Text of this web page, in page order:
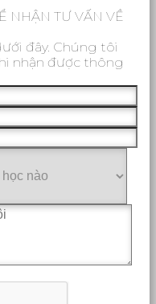
NHẬN TƯ VẤN VỀ
đây. Chúng tôi
nhận được thông